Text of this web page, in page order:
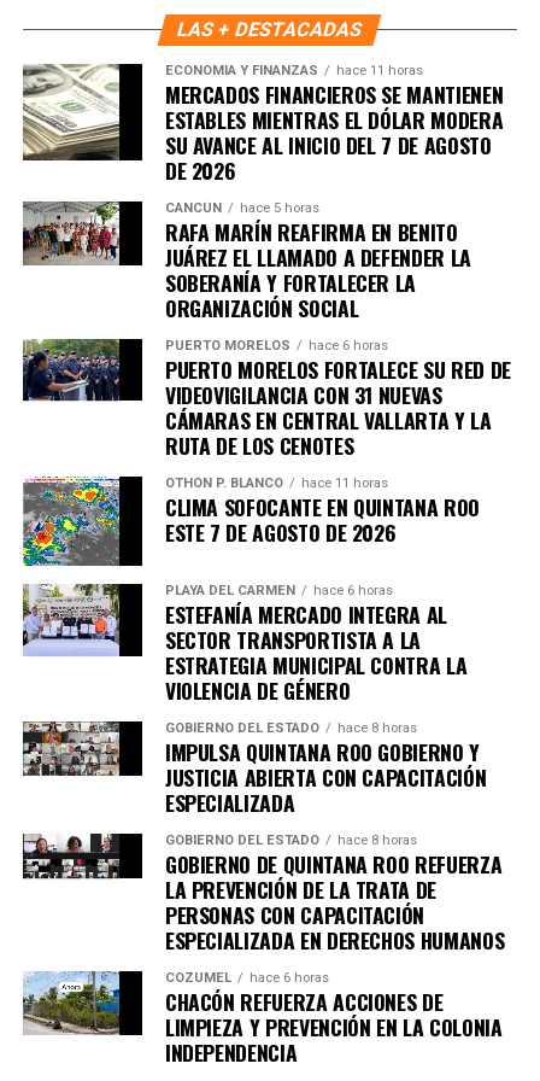
Representantes de Brasil, Argentina, Paraguay y Uruguay
se reunieron con autoridades europeas para cerrar los
últimos puntos delacuerdo comercial UE–Mercosur
cuya firma está prevista para mañana. El pacto es
considerado uno de los más amplios de la última década.
6. Inundaciones dejan más de cien
muertos en el sur de África
Lluvias torrenciales provocaroninundaciones severas
en Mozambique, Sudáfrica y Zimbabue, dejando más de
100 fallecidos y miles de viviendas destruidas. Equipos
de rescate continúan trabajando en zonas incomunicadas.
7. Uganda vive jornada violenta tras
arresto de Bobi Wine
Al menos siete personas murieron en enfrentamientos
entre manifestantes y fuerzas de seguridad luego de la
detención del líder opositorBobi Wine , trasladado en
helicóptero a un destino no revelado. Organizaciones
internacionales expresaron preocupación por el clima
8. Expresidente surcoreano Yoon
Suk Yeol es condenado a cinco años
Un tribunal de Corea del Sur sentenció al exmandatario a
cinco años de prisiónpor obstrucción de justicia
relacionada con la declaración de ley marcial en 2024. La
defensa anunció que apelará el fallo.
9. Canadá y China firman acuerdo
comercial clave
LAS + DESTACADAS
ECONOMÍA Y FINANZAS hace 11 horas
MERCADOS FINANCIEROS SE MANTIENEN
ESTABLES MIENTRAS EL DÓLAR MODERA
SU AVANCE AL INICIO DEL 7 DE AGOSTO
DE 2026
CANCÚN hace 5 horas
RAFA MARÍN REAFIRMA EN BENITO
JUÁREZ EL LLAMADO A DEFENDER LA
SOBERANÍA Y FORTALECER LA
ORGANIZACIÓN SOCIAL
PUERTO MORELOS hace 6 horas
PUERTO MORELOS FORTALECE SU RED DE
VIDEOVIGILANCIA CON 31 NUEVAS
CÁMARAS EN CENTRAL VALLARTA Y LA
RUTA DE LOS CENOTES
OTHON P. BLANCO hace 11 horas
CLIMA SOFOCANTE EN QUINTANA ROO
ESTE 7 DE AGOSTO DE 2026
PLAYA DEL CARMEN hace 6 horas
ESTEFANÍA MERCADO INTEGRA AL
SECTOR TRANSPORTISTA A LA
ESTRATEGIA MUNICIPAL CONTRA LA
VIOLENCIA DE GÉNERO
GOBIERNO DEL ESTADO hace 8 horas
IMPULSA QUINTANA ROO GOBIERNO Y
JUSTICIA ABIERTA CON CAPACITACIÓN
ESPECIALIZADA
GOBIERNO DEL ESTADO hace 8 horas
GOBIERNO DE QUINTANA ROO REFUERZA
LA PREVENCIÓN DE LA TRATA DE
PERSONAS CON CAPACITACIÓN
ESPECIALIZADA EN DERECHOS HUMANOS
COZUMEL hace 6 horas
CHACÓN REFUERZA ACCIONES DE
LIMPIEZA Y PREVENCIÓN EN LA COLONIA
INDEPENDENCIA